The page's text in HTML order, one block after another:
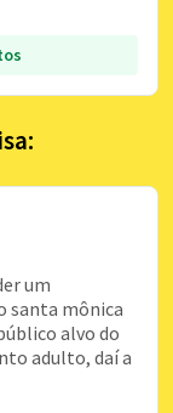
um
santa mônica
alvo do
adulto, daí a